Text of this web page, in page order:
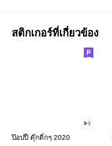
สติกเกอร์ที่เกี่ยวข้อง
ป๊อปปี้ ดุ๊กดิ๊กๆ 2020